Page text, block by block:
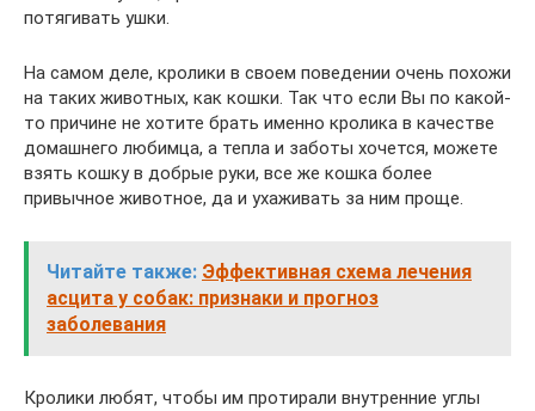
потягивать ушки.
На самом деле, кролики в своем поведении очень похожи
на таких животных, как кошки. Так что если Вы по какой-
то причине не хотите брать именно кролика в качестве
домашнего любимца, а тепла и заботы хочется, можете
взять кошку в добрые руки, все же кошка более
привычное животное, да и ухаживать за ним проще.
Читайте также: Эффективная схема лечения
асцита у собак: признаки и прогноз
заболевания
Кролики любят, чтобы им протирали внутренние углы